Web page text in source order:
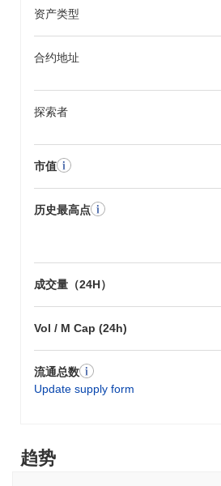
资产类型
合约地址
探索者
市值
历史最高点
成交量（24H）
Vol / M Cap (24h)
流通总数
Update supply form
DOGWIF2.0主要面向加密领域中的狗
社区。其目标受众包括参与有趣、社
家，促进娱乐和投资机会的独特结合。
一个有趣、互动的生态系统，通过区块
DOGWIF2.0通过一种称为权益证明（
其网络安全，该机制通过允许验证者
意“质押”的数量参与区块创建过程，从
法不仅通过激励验证者的诚实行为来增
DOGWIF2.0是否面临任何争议
DOGWIF2.0（WIF2-DOGWIF20）因
议，这对投资者构成了实质性风险。该
到审查，包括对黑客攻击和可能的“地
围绕该项目合规性的问题也引发了法
DOGWIF2.0 ($WIF2) 常见
场洞察
DOGWIF2.0 ($WIF2) 在 centralized
易所广泛可用。
趋势